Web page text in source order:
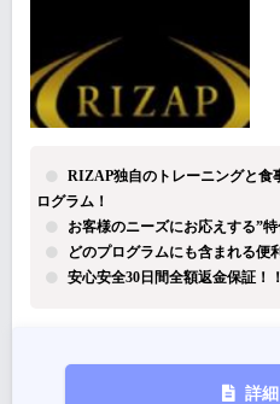
RIZAP独自のトレーニングと食
ログラム！
お客様のニーズにお応えする”
どのプログラムにも含まれる便
安心安全30日間全額返金保証！！
詳